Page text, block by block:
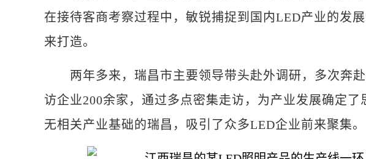
在接待客商考察过程中，敏锐捕捉到国内LED产业的发
来打造。
两年多来，瑞昌市主要领导带头赴外调研，多次奔赴
访企业200余家，通过多点密集走访，为产业发展确定
无相关产业基础的瑞昌，吸引了众多LED企业前来聚集。